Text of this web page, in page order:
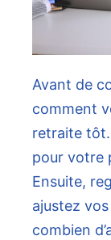
Avant de
comment
retraite
pour votre
Ensuite,
ajustez
combien